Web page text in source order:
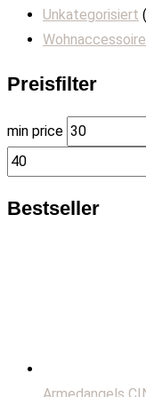
Unkategorisiert
Preisfilter
min price
Bestseller